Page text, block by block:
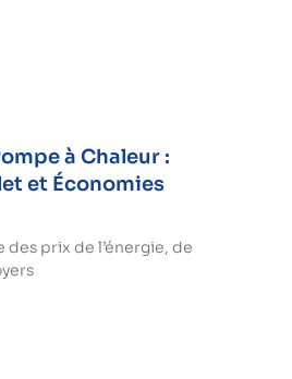
à Chaleur :
et Économies
des prix de l’énergie, de